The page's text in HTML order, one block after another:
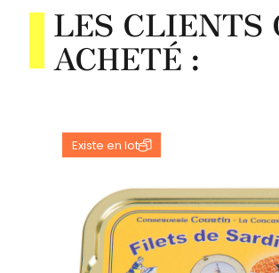
LES CLIENTS
ACHETÉ :
Existe en lot